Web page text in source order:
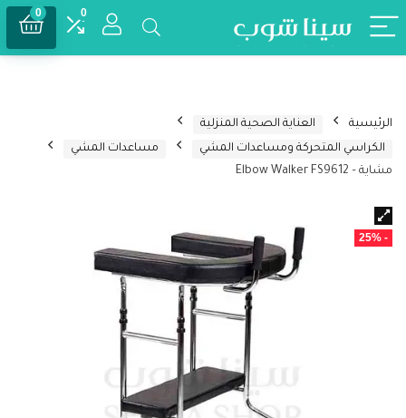
0
0
الرئيسية
العناية الصحية المنزلية
الكراسي المتحركة ومساعدات المشي
مساعدات المشي
مشاية – Elbow Walker FS9612
- 25%